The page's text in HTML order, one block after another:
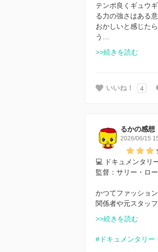
テンポ良くギュウ
る力の強さはある意
おかしいと感じた
う…
>>続きを読む
いいね！ 4
るかの感想
2026/06/15
💻 ドキュメンタリ
監督：サリー・ロ
かつてファッショ
関係者や元スタッ
>>続きを読む
#ドキュメンタリー